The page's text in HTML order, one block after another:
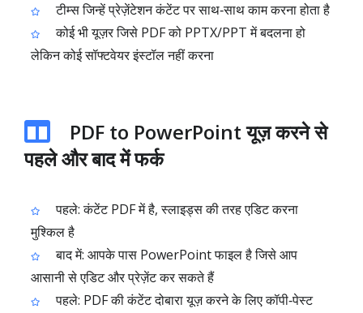
टीम्स जिन्हें प्रेज़ेंटेशन कंटेंट पर साथ‑साथ काम करना होता है
कोई भी यूज़र जिसे PDF को PPTX/PPT में बदलना हो
लेकिन कोई सॉफ्टवेयर इंस्टॉल नहीं करना
PDF to PowerPoint यूज़ करने से
पहले और बाद में फर्क
पहले: कंटेंट PDF में है, स्लाइड्स की तरह एडिट करना
मुश्किल है
बाद में: आपके पास PowerPoint फाइल है जिसे आप
आसानी से एडिट और प्रेज़ेंट कर सकते हैं
पहले: PDF की कंटेंट दोबारा यूज़ करने के लिए कॉपी‑पेस्ट